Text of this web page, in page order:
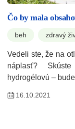
Čo by mala
beh zdravý
Vedeli ste, že na
náplasť?
hydrogélovú –
16.10.2021